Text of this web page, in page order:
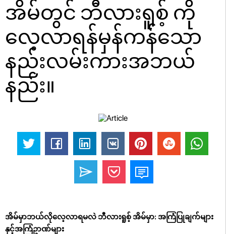
အိမ်တွင် ဘီလားရူစ့် ကို
လေ့လာရန်မှန်ကန်သော
နည်းလမ်းကားအဘယ်
နည်း။
အိမ်မှာဘယ်လိုလေ့လာရမလဲ ဘီလားရူစ့် အိမ်မှာ: အကြံပြုချက်များ
နှင့်အကြံဥာဏ်များ